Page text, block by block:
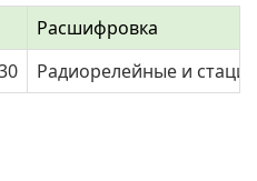
Расшифровка
Радиорелейные и